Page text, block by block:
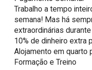
Trabalho a tempo
semana! Mas há
extraordinárias
10% de dinheiro extra
Alojamento em quarto
Formação e Treino